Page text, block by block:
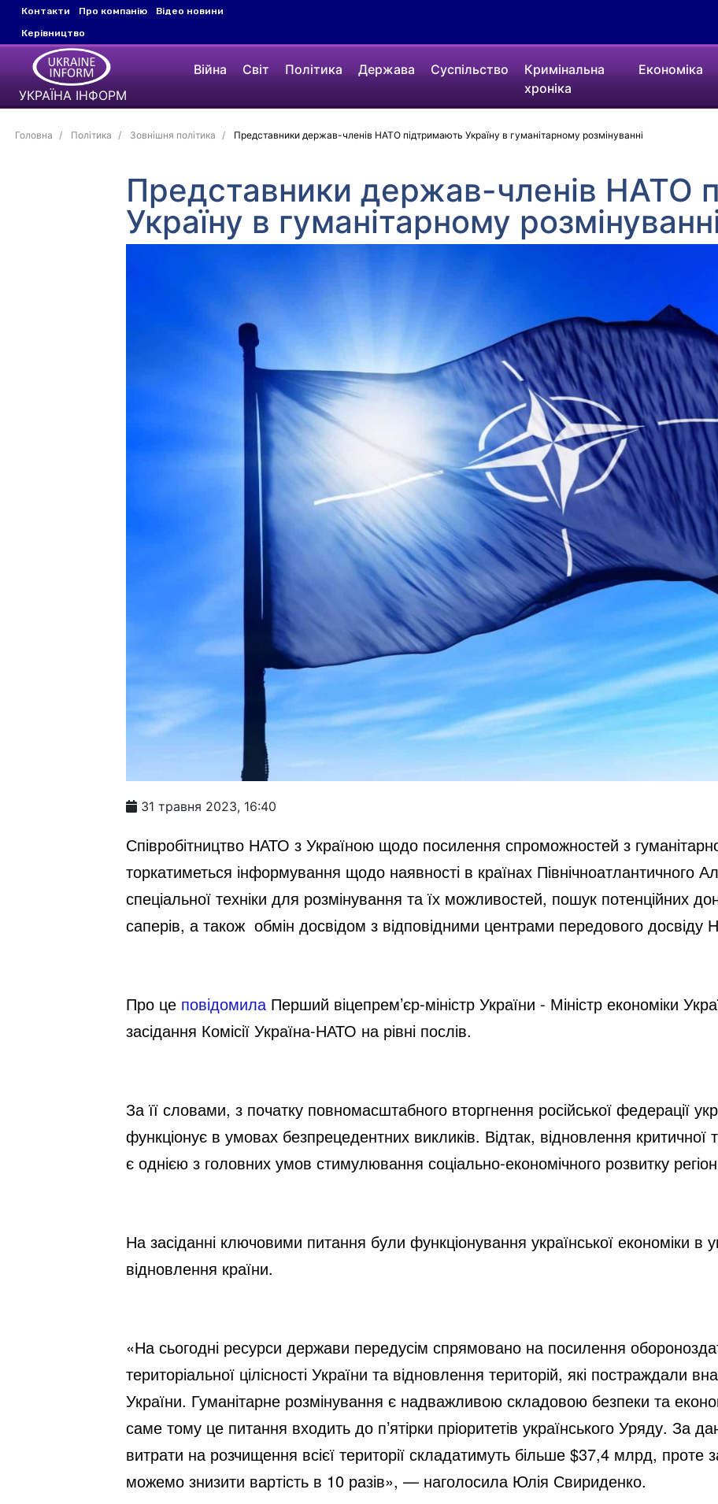
Контакти Про компанію
Відео новини
Керівництво
УКРАЇНА ІНФОРМ
Війна Світ Політика Держава Суспільство
Кримінальна
хроніка
Економіка
Головна Політика Зовнішня політика Представники держав-членів НАТО підтримають Україну в гуманітарному розмінуванні
Представники держав-членів НАТО
Україну в гуманітарному
31 травня 2023, 16:40
Співробітництво НАТО з Україною щодо посилення спроможностей з
торкатиметься інформування щодо наявності в країнах Північноатлантичного
спеціальної техніки для розмінування та їх можливостей, пошук потенційних
саперів, а також обмін досвідом з відповідними центрами передового досвіду
Про це повідомилаПерший віцепрем’єр-міністр України - Міністр економіки
засідання Комісії Україна-НАТО на рівні послів.
За її словами, з початку повномасштабного вторгнення російської федерації
функціонує в умовах безпрецедентних викликів. Відтак, відновлення критичної
є однією з головних умов стимулювання соціально-економічного розвитку
На засіданні ключовими питання були функціонування української економіки в
відновлення країни.
«На сьогодні ресурси держави передусім спрямовано на посилення
територіальної цілісності України та відновлення територій, які постраждали
України. Гуманітарне розмінування є надважливою складовою безпеки та
саме тому це питання входить до п’ятірки пріоритетів українського Уряду. За
витрати на розчищення всієї території складатимуть більше $37,4 млрд, проте
можемо знизити вартість в 10 разів», — наголосила Юлія Свириденко.